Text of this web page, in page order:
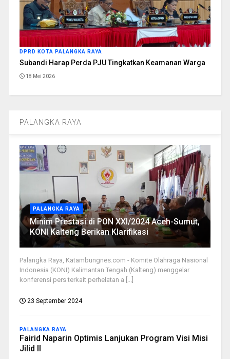
DPRD KOTA PALANGKA RAYA
Subandi Harap Perda PJU Tingkatkan Keamanan Warga
18 Mei 2026
PALANGKA RAYA
PALANGKA RAYA
Minim Prestasi di PON XXI/2024 Aceh-Sumut,
KONI Kalteng Berikan Klarifikasi
Palangka Raya, Katambungnes.com - Komite Olahraga Nasional
Indonesia (KONI) Kalimantan Tengah (Kalteng) menggelar
konferensi pers terkait perhelatan a [...]
23 September 2024
PALANGKA RAYA
Fairid Naparin Optimis Lanjukan Program Visi Misi
Jilid II